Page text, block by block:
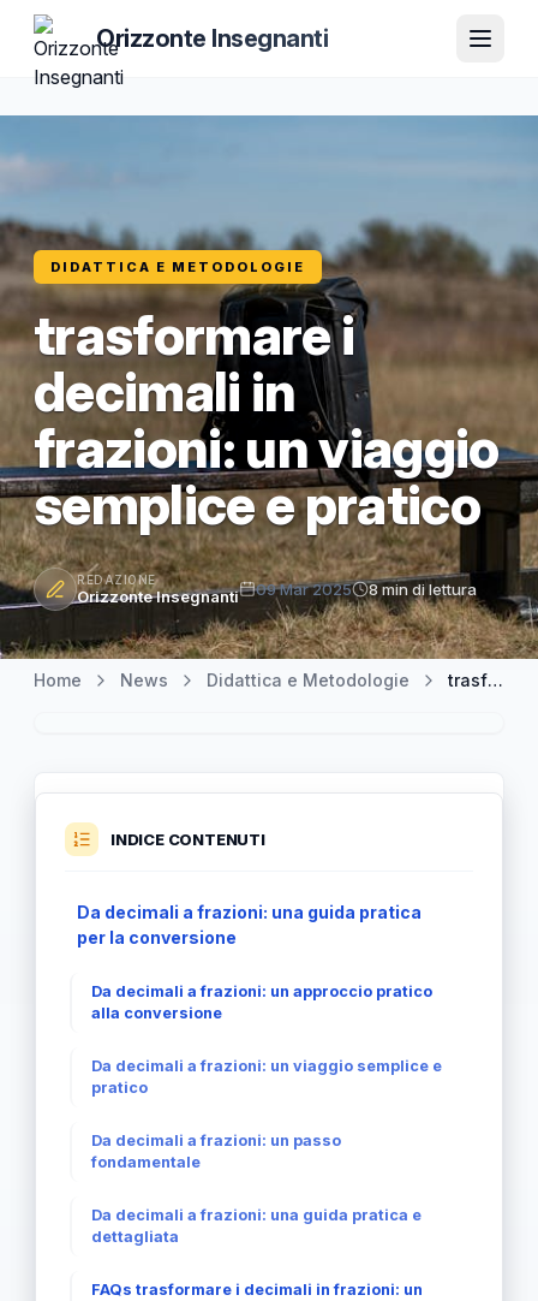
Orizzonte Insegnanti
DIDATTICA E METODOLOGIE
trasformare i
decimali in
frazioni: un viaggio
semplice e pratico
REDAZIONE
Orizzonte Insegnanti 09 Mar 2025 8 min di lettura
Home News Didattica e Metodologie trasformare i decimali in frazioni: un viaggio semplice e pratico
INDICE CONTENUTI
Da decimali a frazioni: una guida pratica
per la conversione
Da decimali a frazioni: un approccio pratico
alla conversione
Da decimali a frazioni: un viaggio semplice e
pratico
Da decimali a frazioni: un passo
fondamentale
Da decimali a frazioni: una guida pratica e
dettagliata
FAQs trasformare i decimali in frazioni: un